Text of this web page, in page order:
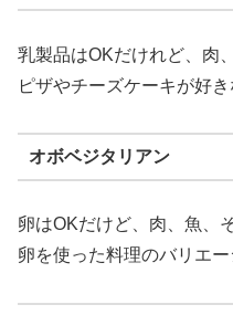
乳製品はOKだけれど、肉
ピザやチーズケーキが好
オボベジタリアン
卵はOKだけど、肉、魚、
卵を使った料理のバリエー